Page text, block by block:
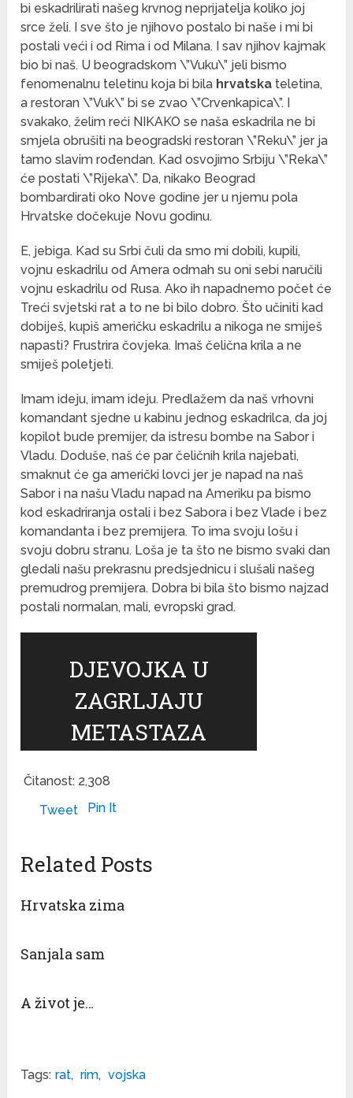
bi eskadrilirati našeg krvnog neprijatelja koliko joj
srce želi. I sve što je njihovo postalo bi naše i mi bi
postali veći i od Rima i od Milana. I sav njihov kajmak
bio bi naš. U beogradskom \”Vuku\” jeli bismo
fenomenalnu teletinu koja bi bila hrvatska teletina,
a restoran \”Vuk\” bi se zvao \”Crvenkapica\”. I
svakako, želim reći NIKAKO se naša eskadrila ne bi
smjela obrušiti na beogradski restoran \”Reku\” jer ja
tamo slavim rođendan. Kad osvojimo Srbiju \”Reka\”
će postati \”Rijeka\”. Da, nikako Beograd
bombardirati oko Nove godine jer u njemu pola
Hrvatske dočekuje Novu godinu.
E, jebiga. Kad su Srbi čuli da smo mi dobili, kupili,
vojnu eskadrilu od Amera odmah su oni sebi naručili
vojnu eskadrilu od Rusa. Ako ih napadnemo počet će
Treći svjetski rat a to ne bi bilo dobro. Što učiniti kad
dobiješ, kupiš američku eskadrilu a nikoga ne smiješ
napasti? Frustrira čovjeka. Imaš čelična krila a ne
smiješ poletjeti.
Imam ideju, imam ideju. Predlažem da naš vrhovni
komandant sjedne u kabinu jednog eskadrilca, da joj
kopilot bude premijer, da istresu bombe na Sabor i
Vladu. Doduše, naš će par čeličnih krila najebati,
smaknut će ga američki lovci jer je napad na naš
Sabor i na našu Vladu napad na Ameriku pa bismo
kod eskadriranja ostali i bez Sabora i bez Vlade i bez
komandanta i bez premijera. To ima svoju lošu i
svoju dobru stranu. Loša je ta što ne bismo svaki dan
gledali našu prekrasnu predsjednicu i slušali našeg
premudrog premijera. Dobra bi bila što bismo najzad
postali normalan, mali, evropski grad.
Čitanost: 2,308
Tweet
Pin It
Related Posts
Hrvatska zima
Sanjala sam
A život je…
Tags: rat, rim, vojska